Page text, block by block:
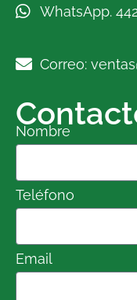
WhatsApp.
Correo:
Nombre
Teléfono
Email